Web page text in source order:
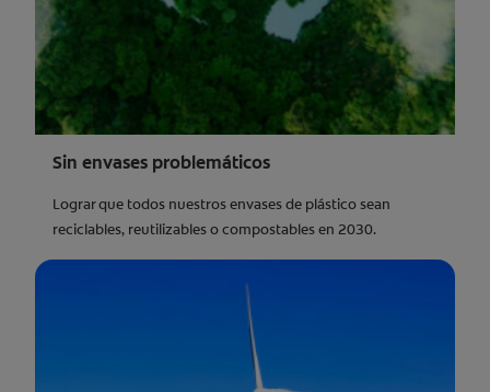
Sin envases problemáticos
Lograr que todos nuestros envases de plástico sean
reciclables, reutilizables o compostables en 2030.